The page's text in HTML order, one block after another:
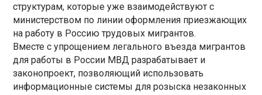
структурам, которые уже взаимодействуют с
министерством по линии оформления приезжающих
на работу в Россию трудовых мигрантов.
Вместе с упрощением легального въезда мигрантов
для работы в России МВД разрабатывает и
законопроект, позволяющий использовать
информационные системы для розыска незаконных